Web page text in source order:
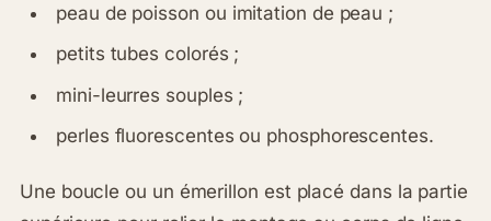
peau de poisson ou imitation de peau ;
petits tubes colorés ;
mini-leurres souples ;
perles fluorescentes ou phosphorescentes.
Une boucle ou un émerillon est placé dans la partie